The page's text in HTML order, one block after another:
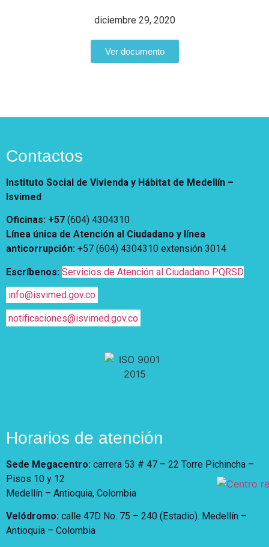
Vivienda un proyecto
Acompañamiento Social
¿Qué es el ISVIMED?
fuente
Contraste
Centro de relevo
Más Información sobre Accesibilidad
diciembre 29, 2020
Ver documento
Contactos
Instituto Social de Vivienda y Hábitat de Medellín –
Isvimed
Oficinas: +57 (604) 4304310
Línea única de Atención al Ciudadano y línea
anticorrupción: +57 (604) 4304310 extensión 3014
Escríbenos: Servicios de Atención al Ciudadano PQRSD
info@isvimed.gov.co
notificaciones@isvimed.gov.co
Horarios de atención
Sede Megacentro: carrera 53 # 47 – 22 Torre Pichincha –
Pisos 10 y 12
Medellín – Antioquia, Colombia
Velódromo: calle 47D No. 75 – 240 (Estadio). Medellín –
Antioquia – Colombia